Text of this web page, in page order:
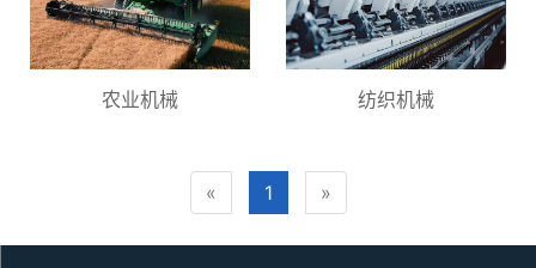
农业机械 纺织机械
« 1 »